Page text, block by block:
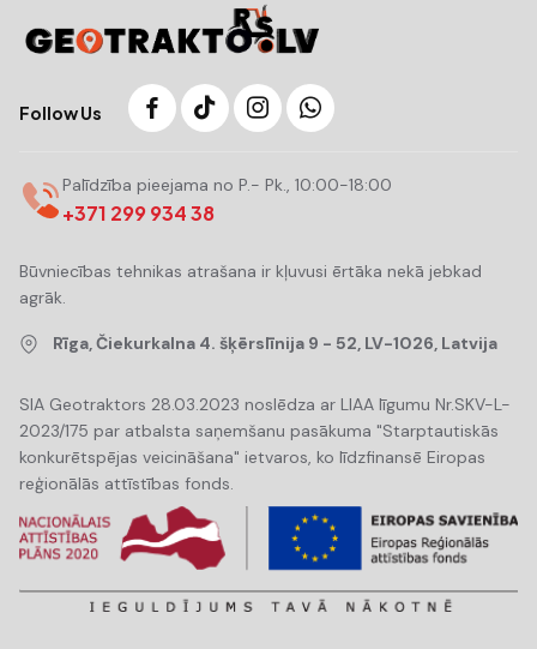
Follow Us
Palīdzība pieejama no P.- Pk., 10:00-18:00
+371 299 934 38
Būvniecības tehnikas atrašana ir kļuvusi ērtāka nekā jebkad
agrāk.
Rīga, Čiekurkalna 4. šķērslīnija 9 - 52, LV-1026, Latvija
SIA Geotraktors 28.03.2023 noslēdza ar LIAA līgumu Nr.SKV-L-
2023/175 par atbalsta saņemšanu pasākuma "Starptautiskās
konkurētspējas veicināšana" ietvaros, ko līdzfinansē Eiropas
reģionālās attīstības fonds.